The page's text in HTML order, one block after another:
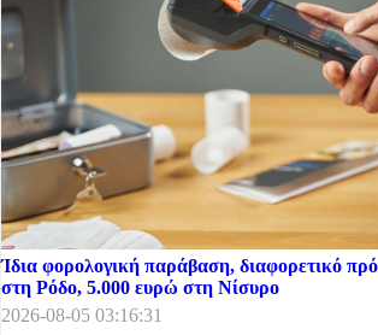
Ίδια φορολογική παράβαση, διαφορετικό
στη Ρόδο, 5.000 ευρώ στη Νίσυρο
2026-08-05 03:16:31